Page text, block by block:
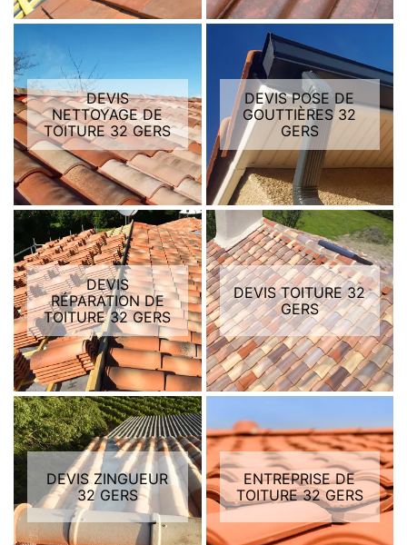
DEVIS
NETTOYAGE DE
TOITURE 32 GERS
DEVIS POSE DE
GOUTTIÈRES 32
GERS
DEVIS
RÉPARATION DE
TOITURE 32 GERS
DEVIS TOITURE 32
GERS
DEVIS ZINGUEUR
32 GERS
ENTREPRISE DE
TOITURE 32 GERS